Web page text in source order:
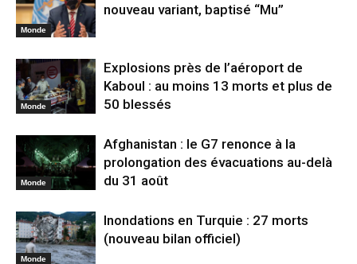
Monde
nouveau variant, baptisé “Mu”
Monde
Explosions près de l’aéroport de
Kaboul : au moins 13 morts et plus de
50 blessés
Monde
Afghanistan : le G7 renonce à la
prolongation des évacuations au-delà
du 31 août
Monde
Inondations en Turquie : 27 morts
(nouveau bilan officiel)